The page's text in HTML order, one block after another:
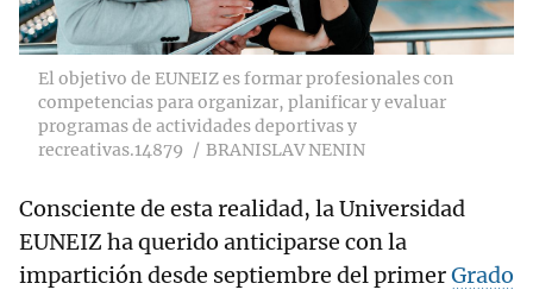
El objetivo de EUNEIZ es formar profesionales con
competencias para organizar, planificar y evaluar
programas de actividades deportivas y
recreativas.14879
BRANISLAV NENIN
Consciente de esta realidad, la Universidad
EUNEIZ ha querido anticiparse con la
impartición desde septiembre del primerGrado